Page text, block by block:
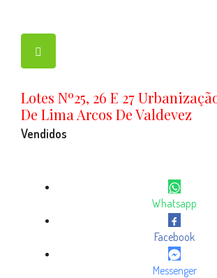
Lotes Nº25, 26 E 27
De Lima Arcos De Valdevez
Vendidos
Descrição
Whatsapp
Facebook
Messenger